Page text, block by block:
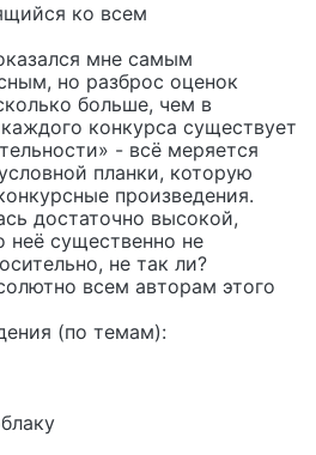
ко всем
мне самым
но разброс оценок
больше, чем в
конкурса существует
- всё меряется
планки, которую
произведения.
достаточно высокой,
неё существенно не
не так ли?
всем авторам этого
(по темам):